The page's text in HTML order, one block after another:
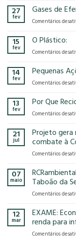
27
fev
Gases de
Comentários
15
fev
O Plástico:
Comentários
14
fev
Pequenas
Comentários
13
fev
Por Que
Comentários
21
jul
Projeto gera
combate à
Comentários
07
maio Taboão da
Comentários
12
mar
EXAME:
renda para
Comentários